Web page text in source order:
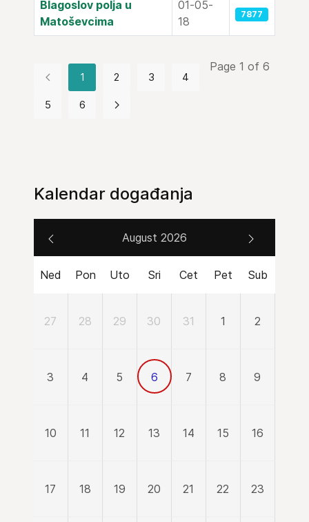
Blagoslov polja u
Matoševcima
01-05-
18
7877
Page 1 of 6
1 2 3 4
5 6
Kalendar događanja
August 2026
Ned Pon Uto Sri Cet Pet Sub
27 28 29 30 31 1 2
3 4 5 6 7 8 9
10 11 12 13 14 15 16
17 18 19 20 21 22 23